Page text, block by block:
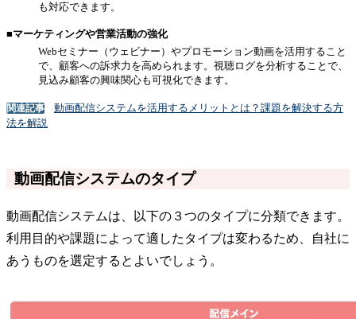
も対応できます。
■マーケティングや営業活動の強化
Webセミナー（ウェビナー）やプロモーション動画を活用すること
で、顧客への訴求力を高められます。視聴ログを分析することで、
見込み顧客の興味関心も可視化できます。
関連記事
動画配信システムを活用するメリットとは？課題を解決する方
法を解説
動画配信システムのタイプ
動画配信システムは、以下の３つのタイプに分類できます。
利用目的や課題によって適したタイプは変わるため、自社に
あうものを選定するとよいでしょう。